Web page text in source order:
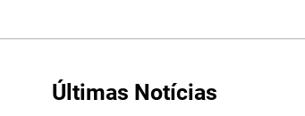
Últimas Notícias